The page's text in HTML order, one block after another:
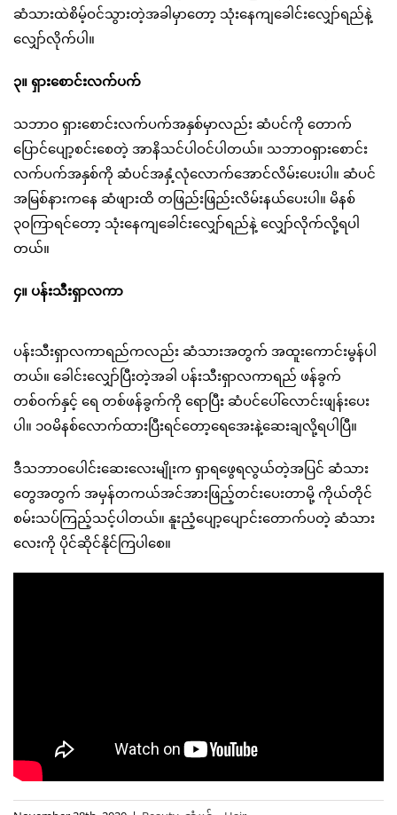
ဆံသားထဲစိမ့်ဝင်သွားတဲ့အခါမှာတော့ သုံးနေကျခေါင်းလျှော်ရည်နဲ့
လျှော်လိုက်ပါ။
၃။ ရှားစောင်းလက်ပက်
သဘာဝ ရှားစောင်းလက်ပက်အနှစ်မှာလည်း ဆံပင်ကို တောက်
ပြောင်ပျော့စင်းစေတဲ့ အာနိသင်ပါဝင်ပါတယ်။ သဘာဝရှားစောင်း
လက်ပက်အနှစ်ကို ဆံပင်အနှံ့လုံလောက်အောင်လိမ်းပေးပါ။ ဆံပင်
အမြစ်နားကနေ ဆံဖျားထိ တဖြည်းဖြည်းလိမ်းနယ်ပေးပါ။ မိနစ်
၃၀ကြာရင်တော့ သုံးနေကျခေါင်းလျှော်ရည်နဲ့ လျှော်လိုက်လို့ရပါ
တယ်။
၄။ ပန်းသီးရှာလကာ
ပန်းသီးရှာလကာရည်ကလည်း ဆံသားအတွက် အထူးကောင်းမွန်ပါ
တယ်။ ခေါင်းလျှော်ပြီးတဲ့အခါ ပန်းသီးရှာလကာရည် ဖန်ခွက်
တစ်ဝက်နှင့် ရေ တစ်ဖန်ခွက်ကို ရောပြီး ဆံပင်ပေါ်လောင်းဖျန်းပေး
ပါ။ ၁၀မိနစ်လောက်ထားပြီးရင်တော့ရေအေးနဲ့ဆေးချလို့ရပါပြီ။
ဒီသဘာဝပေါင်းဆေးလေးမျိုးက ရှာရဖွေရလွယ်တဲ့အပြင် ဆံသား
တွေအတွက် အမှန်တကယ်အင်အားဖြည့်တင်းပေးတာမို့ ကိုယ်တိုင်
စမ်းသပ်ကြည့်သင့်ပါတယ်။ နူးညံ့ပျော့ပျောင်းတောက်ပတဲ့ ဆံသား
လေးကို ပိုင်ဆိုင်နိုင်ကြပါစေ။